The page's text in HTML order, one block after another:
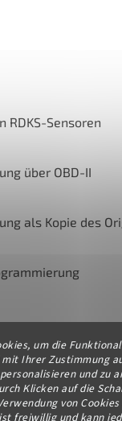
um die
Ihrer Zustimmung
und zu
Klicken auf die
von
freiwillig und kann
RDKS-Sensoren
über OBD-II
als Kopie des